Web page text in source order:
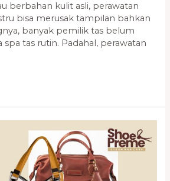
berbahan kulit asli, perawatan
bisa merusak tampilan bahkan
banyak pemilik tas belum
tas rutin. Padahal, perawatan